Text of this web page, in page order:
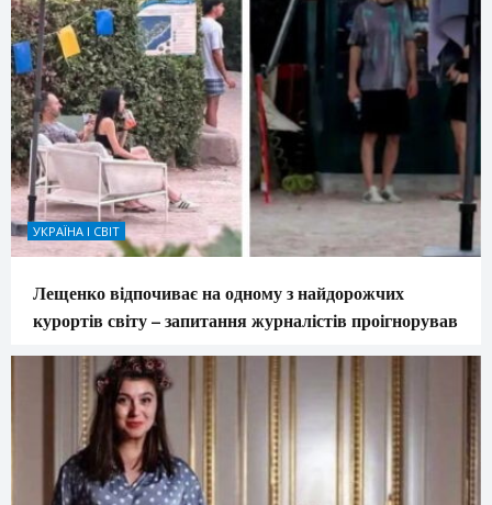
УКРАЇНА І СВІТ
Лещенко відпочиває на одному з найдорожчих
курортів світу – запитання журналістів проігнорував